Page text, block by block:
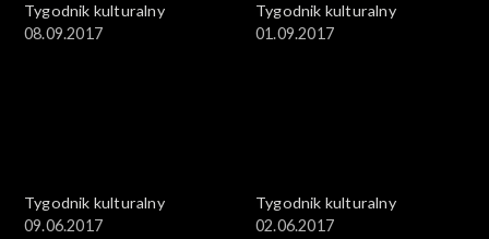
Tygodnik kulturalny
08.09.2017
Tygodnik kulturalny
01.09.2017
Tygodnik kulturalny
09.06.2017
Tygodnik kulturalny
02.06.2017